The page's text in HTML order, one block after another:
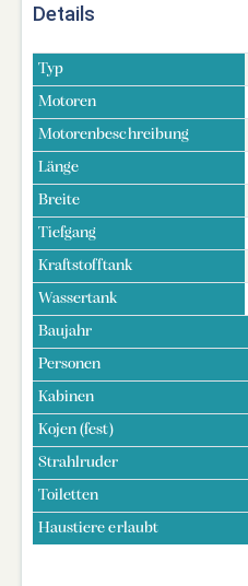
Details
Typ
Motoren
Motorenbeschreibung
Länge
Breite
Tiefgang
Kraftstofftank
Wassertank
Baujahr
Personen
Kabinen
Kojen (fest)
Strahlruder
Toiletten
Haustiere erlaubt